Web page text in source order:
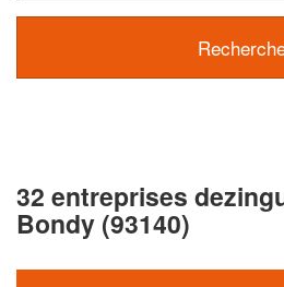
32 entreprises
Bondy (93140)